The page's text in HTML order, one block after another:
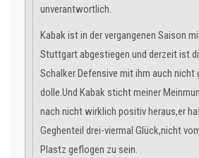
unverantwortlich.
Kabak ist in der vergangenen Saison
Stuttgart abgestiegen und derzeit ist
Schalker Defensive mit ihm auch nicht
dolle.Und Kabak sticht meiner
nach nicht wirklich positiv heraus,er
Geghenteil drei-viermal Glück,nicht
Plastz geflogen zu sein.